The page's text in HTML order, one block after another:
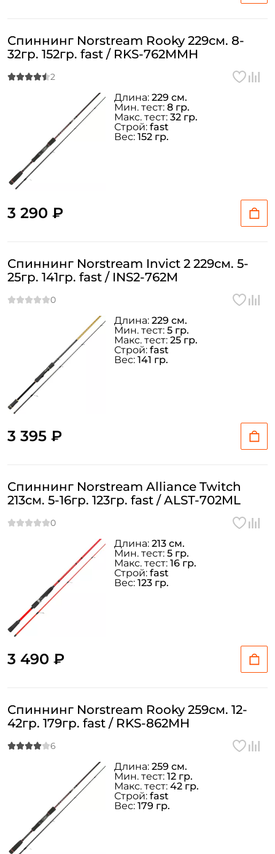
Спиннинг Norstream Rooky 229см. 8-
32гр. 152гр. fast / RKS-762MMH
3 290 ₽
Длина: 229 см.
Мин. тест: 8 гр.
Макс. тест: 32 гр.
Строй: fast
Вес: 152 гр.
Спиннинг Norstream Invict 2 229см. 5-
25гр. 141гр. fast / INS2-762M
3 395 ₽
Длина: 229 см.
Мин. тест: 5 гр.
Макс. тест: 25 гр.
Строй: fast
Вес: 141 гр.
Спиннинг Norstream Alliance Twitch
213см. 5-16гр. 123гр. fast / ALST-702ML
3 490 ₽
Длина: 213 см.
Мин. тест: 5 гр.
Макс. тест: 16 гр.
Строй: fast
Вес: 123 гр.
Спиннинг Norstream Rooky 259см. 12-
42гр. 179гр. fast / RKS-862MH
Длина: 259 см.
Мин. тест: 12 гр.
Макс. тест: 42 гр.
Строй: fast
Вес: 179 гр.
Создать аккаунт
ФИО: *